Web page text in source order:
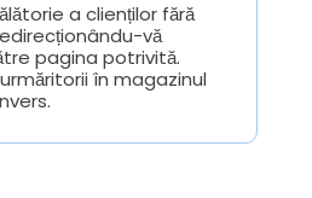
a clienților fără
vă
pagina potrivită.
în magazinul